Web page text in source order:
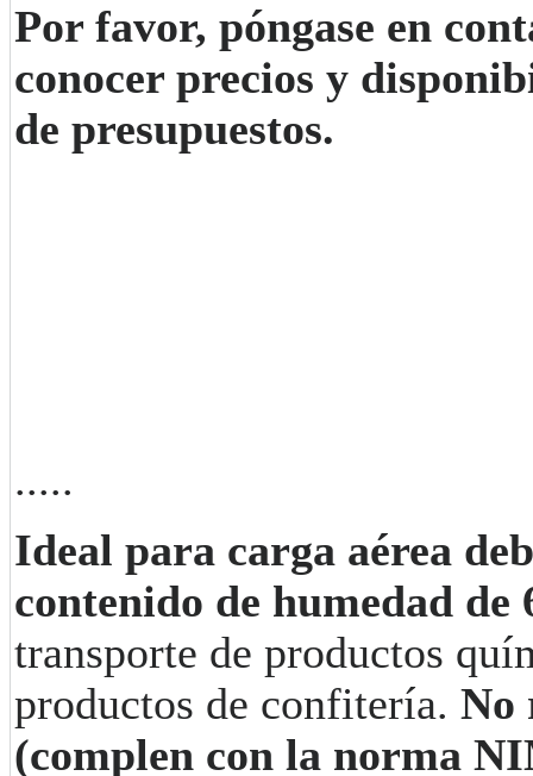
Por favor, póngase en
conocer precios y
de presupuestos.
.....
Ideal para carga aérea
contenido de humedad de
transporte de productos
productos de confitería. No
(complen con la norma